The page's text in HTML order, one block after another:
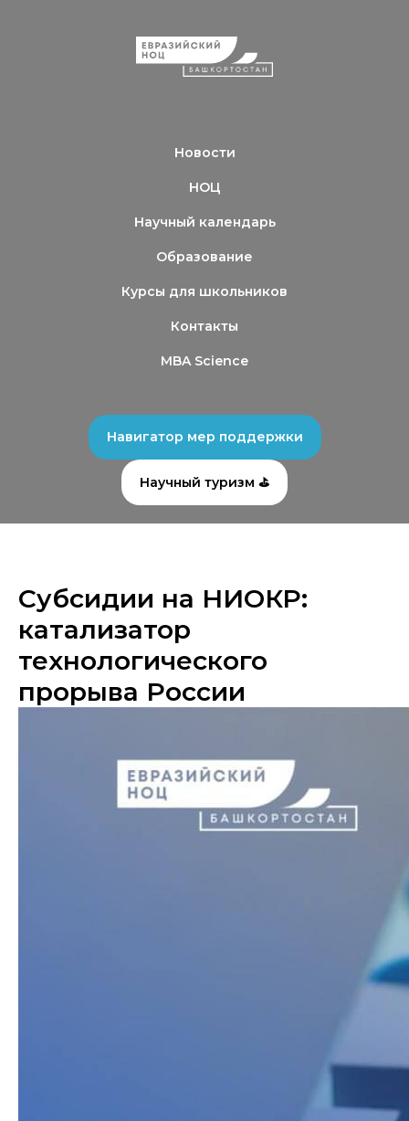
Новости
НОЦ
Научный календарь
Образование
Курсы для школьников
Контакты
MBA Science
Навигатор мер поддержки
Научный туризм ⛳
Субсидии на НИОКР:
катализатор
технологического
прорыва России